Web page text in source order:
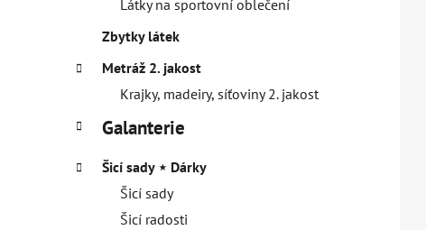
Látky na sportovní oblečení
Zbytky látek
Metráž 2. jakost
Krajky, madeiry, síťoviny 2. jakost
Galanterie
Šicí sady ⋆ Dárky
Šicí sady
Šicí radosti